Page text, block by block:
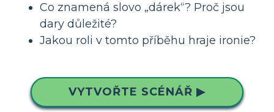
Co znamená slovo „dárek“? Proč jsou
dary důležité?
Jakou roli v tomto příběhu hraje ironie?
VYTVOŘTE SCÉNÁŘ ▶